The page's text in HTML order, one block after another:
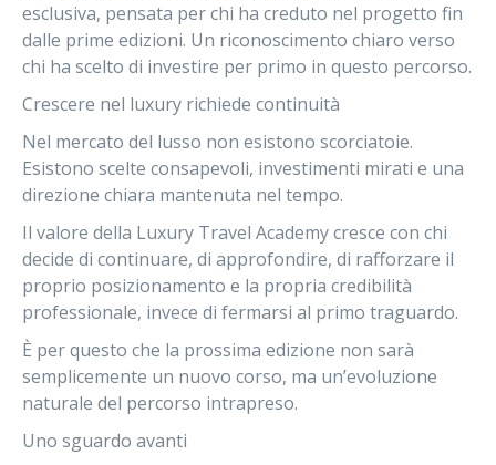
esclusiva, pensata per chi ha creduto nel progetto fin
dalle prime edizioni. Un riconoscimento chiaro verso
chi ha scelto di investire per primo in questo percorso.
Crescere nel luxury richiede continuità
Nel mercato del lusso non esistono scorciatoie.
Esistono scelte consapevoli, investimenti mirati e una
direzione chiara mantenuta nel tempo.
Il valore della Luxury Travel Academy cresce con chi
decide di continuare, di approfondire, di rafforzare il
proprio posizionamento e la propria credibilità
professionale, invece di fermarsi al primo traguardo.
È per questo che la prossima edizione non sarà
semplicemente un nuovo corso, ma un’evoluzione
naturale del percorso intrapreso.
Uno sguardo avanti